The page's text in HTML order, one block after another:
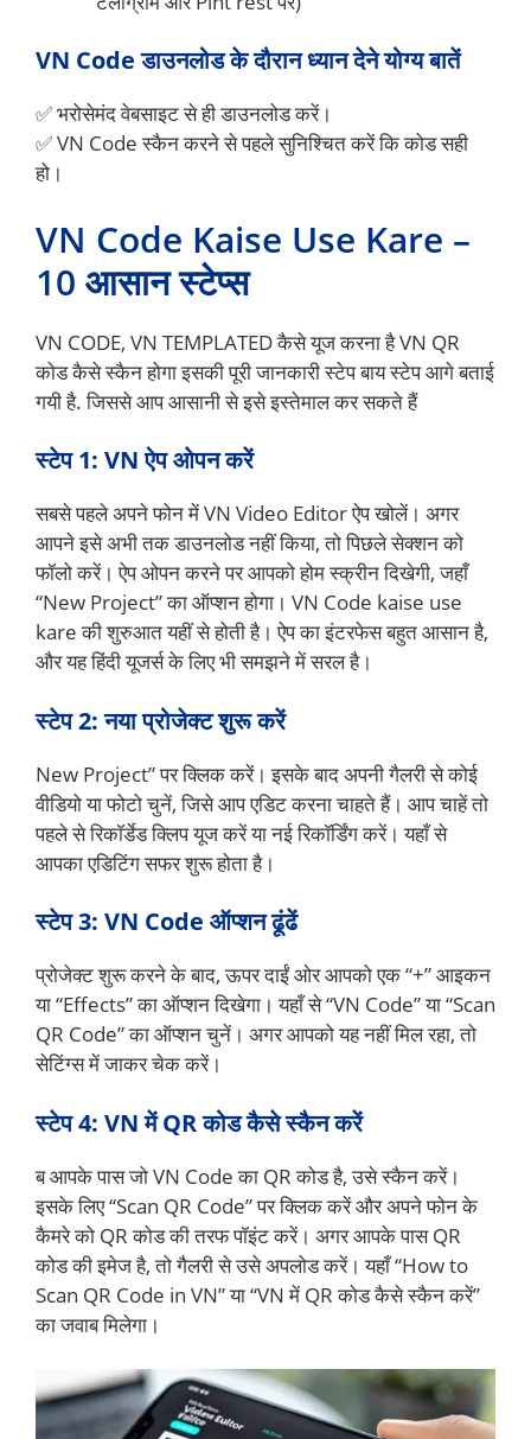
VN Code डाउनलोड के दौरान ध्यान देने योग्य बातें
✅ भरोसेमंद वेबसाइट से ही डाउनलोड करें।
✅ VN Code स्कैन करने से पहले सुनिश्चित करें कि कोड सही
हो।
VN Code Kaise Use Kare –
10 आसान स्टेप्स
VN CODE, VN TEMPLATED कैसे यूज करना है VN QR
कोड कैसे स्कैन होगा इसकी पूरी जानकारी स्टेप बाय स्टेप आगे बताई
गयी है. जिससे आप आसानी से इसे इस्तेमाल कर सकते हैं
स्टेप 1: VN ऐप ओपन करें
सबसे पहले अपने फोन में VN Video Editor ऐप खोलें। अगर
आपने इसे अभी तक डाउनलोड नहीं किया, तो पिछले सेक्शन को
फॉलो करें। ऐप ओपन करने पर आपको होम स्क्रीन दिखेगी, जहाँ
“New Project” का ऑप्शन होगा। VN Code kaise use
kare की शुरुआत यहीं से होती है। ऐप का इंटरफेस बहुत आसान है,
और यह हिंदी यूजर्स के लिए भी समझने में सरल है।
स्टेप 2: नया प्रोजेक्ट शुरू करें
New Project” पर क्लिक करें। इसके बाद अपनी गैलरी से कोई
वीडियो या फोटो चुनें, जिसे आप एडिट करना चाहते हैं। आप चाहें तो
पहले से रिकॉर्डेड क्लिप यूज करें या नई रिकॉर्डिंग करें। यहाँ से
आपका एडिटिंग सफर शुरू होता है।
स्टेप 3: VN Code ऑप्शन ढूंढें
प्रोजेक्ट शुरू करने के बाद, ऊपर दाईं ओर आपको एक “+” आइकन
या “Effects” का ऑप्शन दिखेगा। यहाँ से “VN Code” या “Scan
QR Code” का ऑप्शन चुनें। अगर आपको यह नहीं मिल रहा, तो
सेटिंग्स में जाकर चेक करें।
स्टेप 4: VN में QR कोड कैसे स्कैन करें
ब आपके पास जो VN Code का QR कोड है, उसे स्कैन करें।
इसके लिए “Scan QR Code” पर क्लिक करें और अपने फोन के
कैमरे को QR कोड की तरफ पॉइंट करें। अगर आपके पास QR
कोड की इमेज है, तो गैलरी से उसे अपलोड करें। यहाँ “How to
Scan QR Code in VN” या “VN में QR कोड कैसे स्कैन करें”
का जवाब मिलेगा।